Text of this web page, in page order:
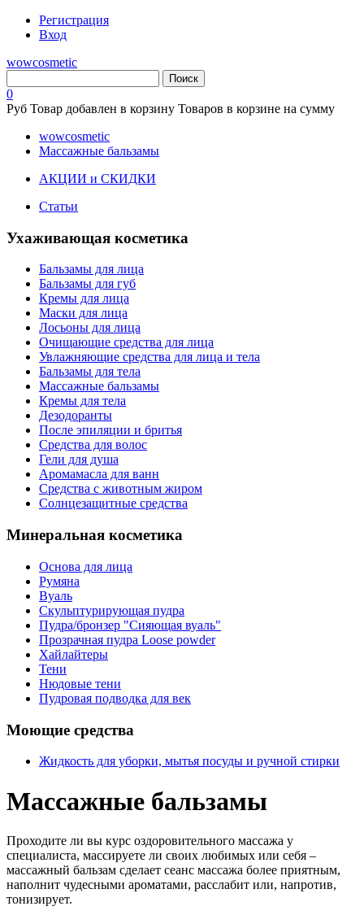
Регистрация
Вход
wowcosmetic
0
Руб Товар добавлен в корзину Товаров в корзине на сумму
wowcosmetic
Массажные бальзамы
АКЦИИ и СКИДКИ
Статьи
Ухаживающая косметика
Бальзамы для лица
Бальзамы для губ
Кремы для лица
Маски для лица
Лосьоны для лица
Очищающие средства для лица
Увлажняющие средства для лица и тела
Бальзамы для тела
Массажные бальзамы
Кремы для тела
Дезодоранты
После эпиляции и бритья
Средства для волос
Гели для душа
Аромамасла для ванн
Средства с животным жиром
Солнцезащитные средства
Минеральная косметика
Основа для лица
Румяна
Вуаль
Скульптурирующая пудра
Пудра/бронзер "Сияющая вуаль"
Прозрачная пудра Loose powder
Хайлайтеры
Тени
Нюдовые тени
Пудровая подводка для век
Моющие средства
Жидкость для уборки, мытья посуды и ручной стирки
Массажные бальзамы
Проходите ли вы курс оздоровительного массажа у
специалиста, массируете ли своих любимых или себя –
массажный бальзам сделает сеанс массажа более приятным,
наполнит чудесными ароматами, расслабит или, напротив,
тонизирует.